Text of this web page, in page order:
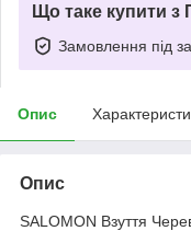
Що таке купити з
Замовлення під
Опис
Опис
SALOMON Взуття